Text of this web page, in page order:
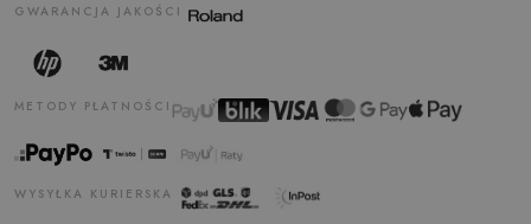
GWARANCJA JAKOŚCI
WYSYŁKA KURIERSKA
METODY PŁATNOŚCI